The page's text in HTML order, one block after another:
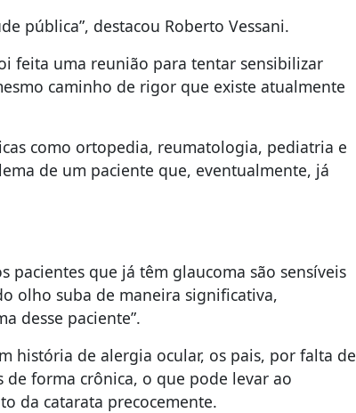
pública”, destacou Roberto Vessani.
feita uma reunião para tentar sensibilizar
caminho de rigor que existe atualmente
como ortopedia, reumatologia, pediatria e
de um paciente que, eventualmente, já
pacientes que já têm glaucoma são sensíveis
olho suba de maneira significativa,
desse paciente”.
história de alergia ocular, os pais, por falta de
forma crônica, o que pode levar ao
da catarata precocemente.